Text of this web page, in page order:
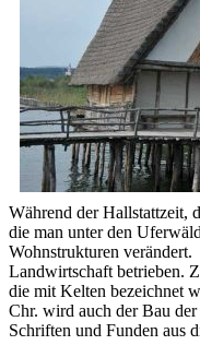
Während der Hallstattzeit,
die man unter den
Wohnstrukturen
Landwirtschaft betrieben.
die mit Kelten bezeichnet
Chr. wird auch der Bau
Schriften und Funden aus